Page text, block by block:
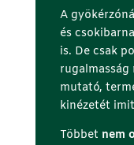
A
és
is. De csak
rugalmasság
mutató,
kinézetét
Többet nem